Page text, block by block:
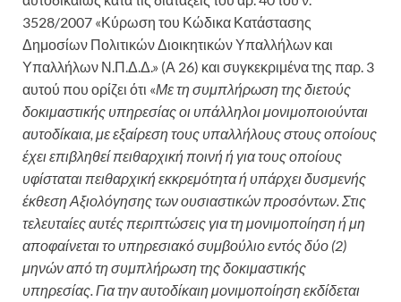
3528/2007 «Κύρωση του Κώδικα Κατάστασης
Δημοσίων Πολιτικών Διοικητικών Υπαλλήλων και
Υπαλλήλων Ν.Π.Δ.Δ.» (Α 26) και συγκεκριμένα της παρ. 3
αυτού που ορίζει ότι «Με τη συμπλήρωση της διετούς
δοκιμαστικής υπηρεσίας οιυπάλληλοι μονιμοποιούνται
αυτοδίκαια, με εξαίρεση τους υπαλλήλους στους οποίους
έχει επιβληθεί πειθαρχική ποινή ή για τους οποίους
υφίσταται πειθαρχική εκκρεμότητα ή υπάρχει δυσμενής
έκθεσηΑξιολόγησης των ουσιαστικών προσόντων. Στις
τελευταίες αυτές περιπτώσεις για τη μονιμοποίηση ή μη
αποφαίνεται το υπηρεσιακό συμβούλιο εντός δύο (2)
μηνών από τη συμπλήρωση της δοκιμαστικής
υπηρεσίας. Για την αυτοδίκαιη μονιμοποίηση εκδίδεται